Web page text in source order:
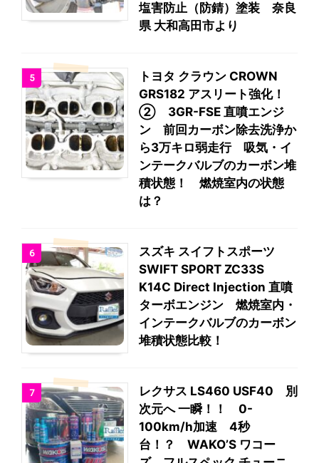
塩害防止（防錆）塗装 奈良
県 大和高田市より
5
トヨタ クラウン CROWN
GRS182 アスリート強化！
② 3GR-FSE 直噴エンジ
ン 前回カーボン除去洗浄か
ら3万キロ弱走行 吸気・イ
ンテークバルブのカーボン堆
積状態！ 燃焼室内の状態
は？
6
スズキ スイフトスポーツ
SWIFT SPORT ZC33S
K14C Direct Injection 直噴
ターボエンジン 燃焼室内・
インテークバルブのカーボン
堆積状態比較！
7
レクサス LS460 USF40 別
次元へ 一瞬！！ 0-
100km/h加速 4秒
台！？ WAKO’S ワコー